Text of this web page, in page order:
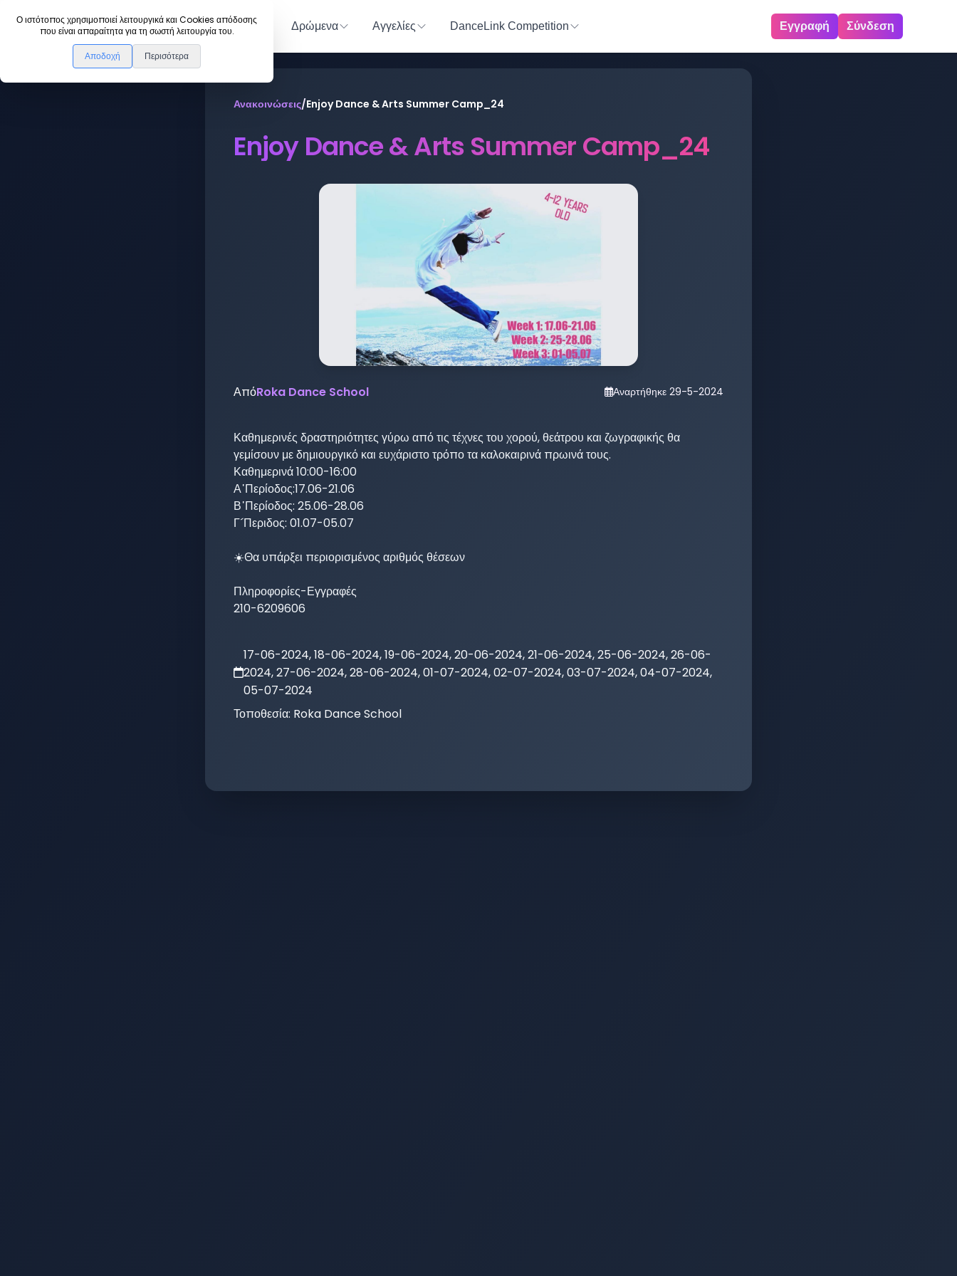
Ο ιστότοπος χρησιμοποιεί λειτουργικά και Cookies απόδοσης
που είναι απαραίτητα για τη σωστή λειτουργία του.
Αποδοχή Περισότερα
DanceLink Μέλη Δρώμενα Αγγελίες DanceLink Competition Εγγραφή Σύνδεση
Ανακοινώσεις/Enjoy Dance & Arts Summer Camp_24
Enjoy Dance & Arts Summer Camp_24
ΑπόRoka Dance School Αναρτήθηκε 29-5-2024
Καθημερινές δραστηριότητες γύρω από τις τέχνες του χορού, θεάτρου και ζωγραφικής θα
γεμίσουν με δημιουργικό και ευχάριστο τρόπο τα καλοκαιρινά πρωινά τους.
Καθημερινά 10:00-16:00
Α᾽Περίοδος:17.06-21.06
Β᾽Περίοδος: 25.06-28.06
Γ´Περιδος: 01.07-05.07
☀️Θα υπάρξει περιορισμένος αριθμός θέσεων
Πληροφορίες-Εγγραφές
210-6209606
17-06-2024, 18-06-2024, 19-06-2024, 20-06-2024, 21-06-2024, 25-06-2024, 26-06-
2024, 27-06-2024, 28-06-2024, 01-07-2024, 02-07-2024, 03-07-2024, 04-07-2024,
05-07-2024
Τοποθεσία: Roka Dance School